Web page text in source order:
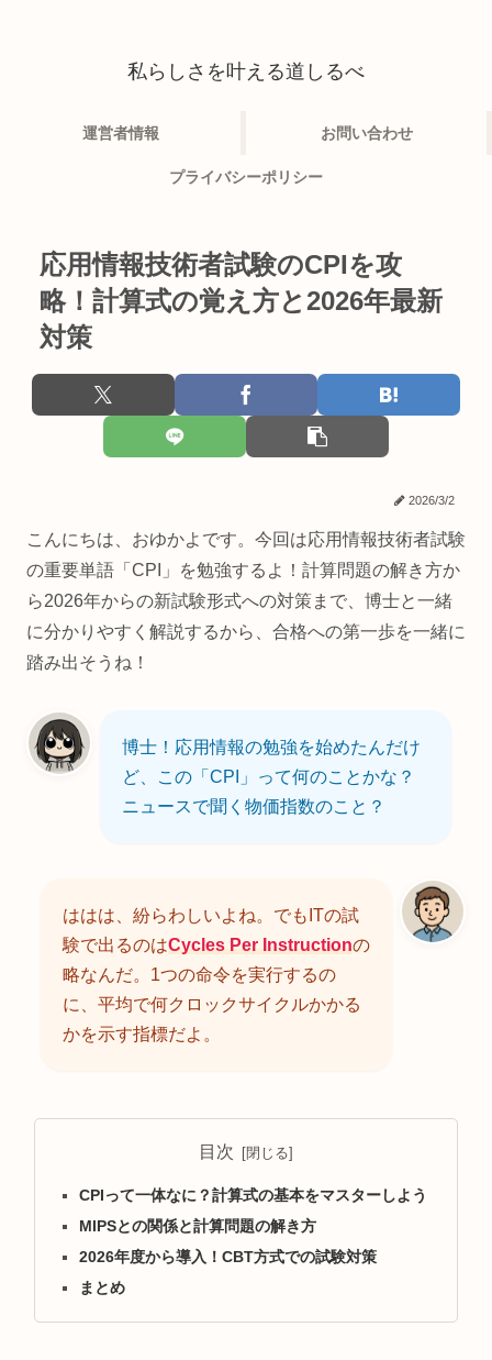
私らしさを叶える道しるべ
運営者情報 お問い合わせ
プライバシーポリシー
応用情報技術者試験のCPIを攻
略！計算式の覚え方と2026年最新
対策
2026/3/2
こんにちは、おゆかよです。今回は応用情報技術者試験
の重要単語「CPI」を勉強するよ！計算問題の解き方か
ら2026年からの新試験形式への対策まで、博士と一緒
に分かりやすく解説するから、合格への第一歩を一緒に
踏み出そうね！
博士！応用情報の勉強を始めたんだけ
ど、この「CPI」って何のことかな？
ニュースで聞く物価指数のこと？
ははは、紛らわしいよね。でもITの試
験で出るのはCycles Per Instructionの
略なんだ。1つの命令を実行するの
に、平均で何クロックサイクルかかる
かを示す指標だよ。
目次
CPIって一体なに？計算式の基本をマスターしよう
MIPSとの関係と計算問題の解き方
2026年度から導入！CBT方式での試験対策
まとめ